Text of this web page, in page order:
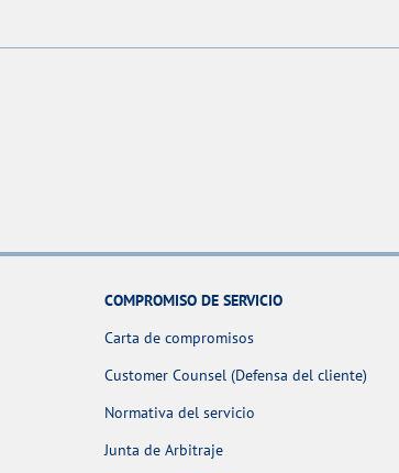
COMPROMISO DE SERVICIO
Carta de compromisos
Customer Counsel (Defensa del cliente)
Normativa del servicio
Junta de Arbitraje